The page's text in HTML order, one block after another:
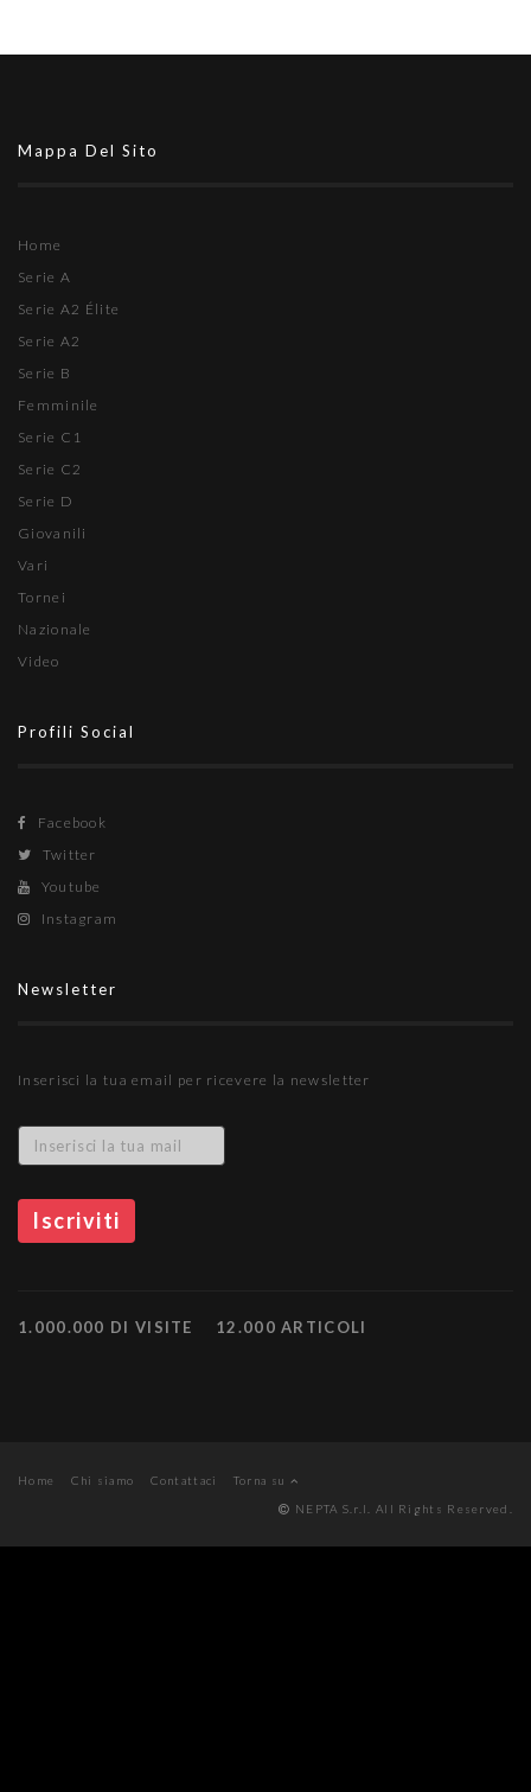
Mappa Del Sito
Home
Serie A
Serie A2 Élite
Serie A2
Serie B
Femminile
Serie C1
Serie C2
Serie D
Giovanili
Vari
Tornei
Nazionale
Video
Profili Social
Facebook
Twitter
Youtube
Instagram
Newsletter
Inserisci la tua email per ricevere la newsletter
1.000.000 DI VISITE 12.000 ARTICOLI
Home Chi siamo Contattaci
Torna su
NEPTA S.r.l. All Rights Reserved.